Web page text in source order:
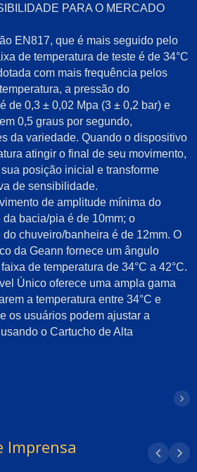
PARA O MERCADO
EN817, que é mais seguido pelo
de temperatura de teste é de 34°C
com mais frequência pelos
a pressão do
de 0,3 ± 0,02 Mpa (3 ± 0,2 bar) e
0,5 graus por segundo,
da variedade. Quando o dispositivo
atingir o final de seu movimento,
posição inicial e transforme
de sensibilidade.
de amplitude mínima do
bacia/pia é de 10mm; o
chuveiro/banheira é de 12mm. O
da Geann fornece um ângulo
de temperatura de 34°C a 42°C.
Único oferece uma ampla gama
a temperatura entre 34°C e
os usuários podem ajustar a
o Cartucho de Alta
Imprensa